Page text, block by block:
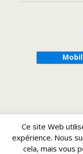
Ce site Web
expérience. Nous
cela, mais vous